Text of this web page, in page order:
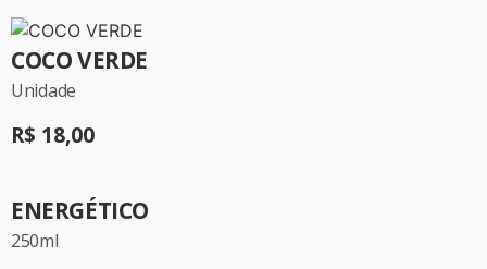
COCO VERDE
Unidade
R$ 18,00
ENERGÉTICO
250ml